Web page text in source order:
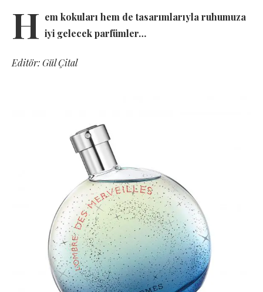
H em kokuları hem de tasarımlarıyla ruhumuza
iyi gelecek parfümler…
Editör: Gül Çital